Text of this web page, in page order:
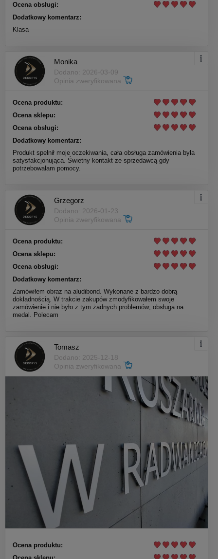
Ocena obsługi:
Dodatkowy komentarz:
Klasa
Monika
Dodano: 2026-03-09
Opinia zweryfikowana
Ocena produktu:
Ocena sklepu:
Ocena obsługi:
Dodatkowy komentarz:
Produkt spełnił moje oczekiwania, cała obsługa zamówienia była
satysfakcjonująca. Świetny kontakt ze sprzedawcą gdy
potrzebowałam pomocy.
Grzegorz
Dodano: 2026-01-23
Opinia zweryfikowana
Ocena produktu:
Ocena sklepu:
Ocena obsługi:
Dodatkowy komentarz:
Zamówiłem obraz na aludibond. Wykonane z bardzo dobrą
dokładnością. W trakcie zakupów zmodyfikowałem swoje
zamówienie i nie było z tym żadnych problemów; obsługa na
medal. Polecam
Tomasz
Dodano: 2025-12-18
Opinia zweryfikowana
Ocena produktu: